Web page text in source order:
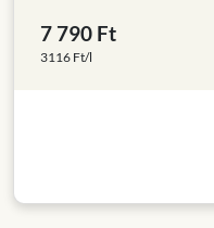
7 790 Ft
3116 Ft/l